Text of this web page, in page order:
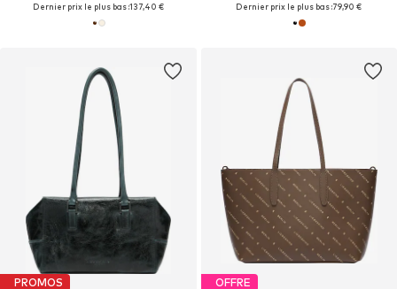
Dernier prix le plus bas :137,40 €
Dernier prix le plus bas :79,90 €
PROMOS OFFRE